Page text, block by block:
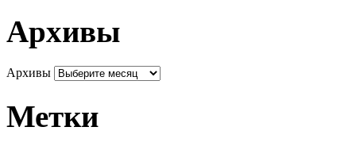
Архивы
Архивы
Метки